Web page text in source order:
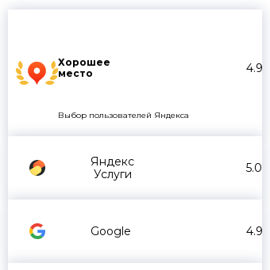
Хорошее
место
4.9
Выбор пользователей Яндекса
Яндекс
Услуги
5.0
Google 4.9